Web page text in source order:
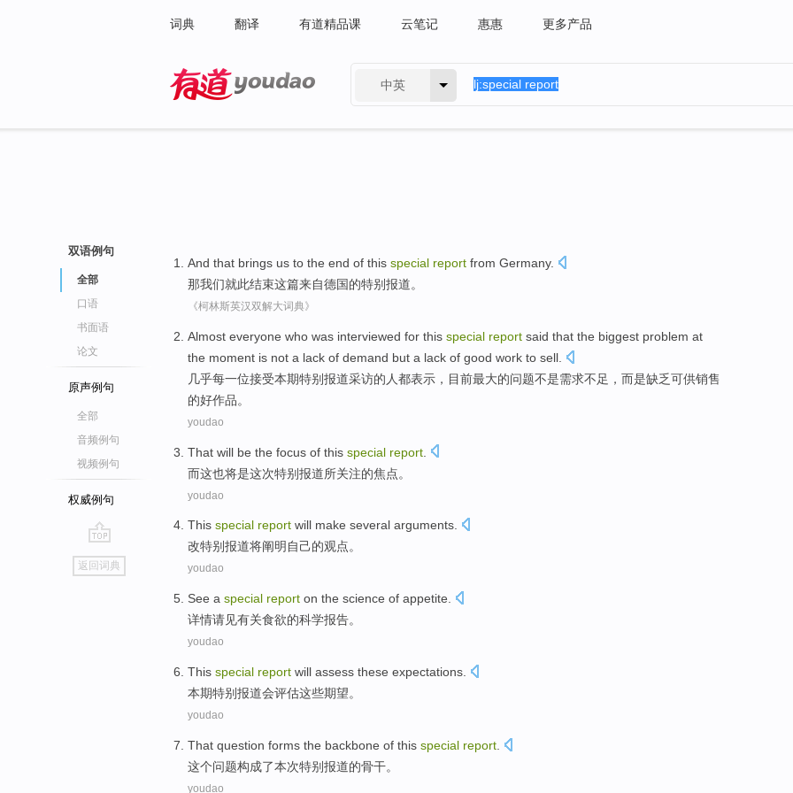
词典 翻译 有道精品课 云笔记 惠惠 更多产品
中英
双语例句
全部
口语
书面语
论文
原声例句
全部
音频例句
视频例句
权威例句
go
top
返回词典
And that brings us to the end of this special report from Germany.
那我们就此结束这篇来自德国的特别报道。
《柯林斯英汉双解大词典》
Almost everyone who was interviewed for this special report said that the biggest problem at
the moment is not a lack of demand but a lack of good work to sell
几乎每一位接受本期特别报道采访的 人都表示 ， 目前最大的问题不是需求不足 ， 而是缺乏可供销售
的好作品。
youdao
That will be the focus of this special report
而这也将是这次特别报道所关注的焦点。
youdao
This special report will make several arguments.
改特别报道将阐明 自己的观点。
youdao
See a special report on the science of appetite
详情请见有关食欲的科学报告。
youdao
This special report will assess these expectations
本期特别报道会评估这些期望。
youdao
That question forms the backbone of this special report
这个问题构成了本次特别报道的骨干。
youdao